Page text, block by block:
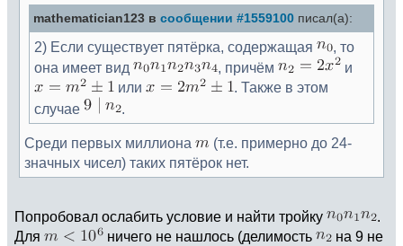
mathematician123 в сообщении #1559100 писал(а):
2) Если существует пятёрка, содержащая
, то
она имеет вид
, причём
и
или
. Также в этом
случае
.
Среди первых миллиона
(т.е. примерно до 24-
значных чисел) таких пятёрок нет.
Попробовал ослабить условие и найти тройку
.
Для
ничего не нашлось (делимость
на 9 не